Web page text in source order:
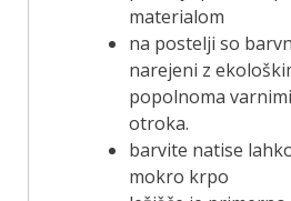
materialom
na postelji so
narejeni z
popolnoma
otroka.
barvite natise
mokro krpo